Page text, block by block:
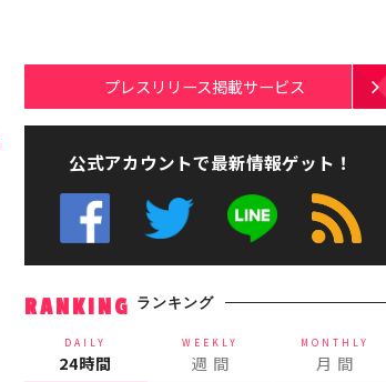
プレスリリース掲載サービス
公式アカウントで最新情報ゲット！
RANKING ランキング
DAILY
24時間
WEEKLY
週 間
MONTHLY
月 間